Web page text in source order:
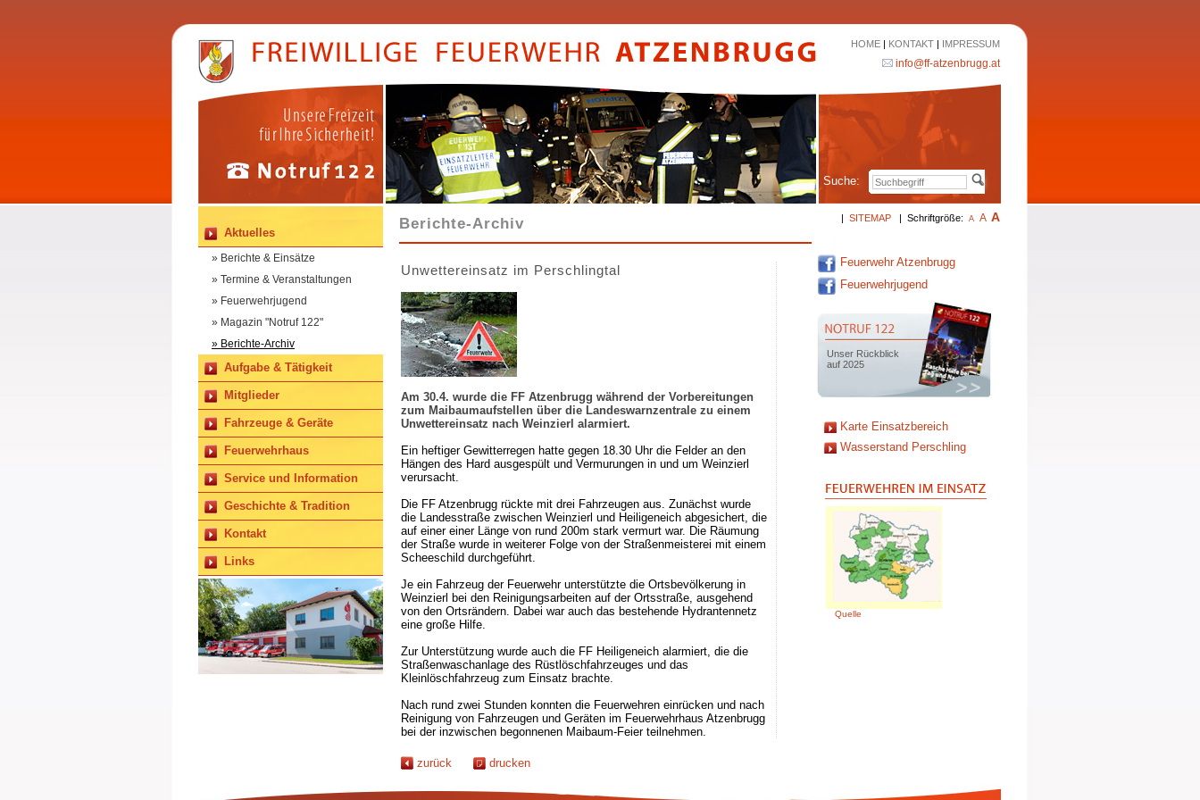
HOME | KONTAKT | IMPRESSUM
info@ff-atzenbrugg.at
Suche:
Aktuelles
» Berichte & Einsätze
» Termine & Veranstaltungen
» Feuerwehrjugend
» Magazin "Notruf 122"
» Berichte-Archiv
Aufgabe & Tätigkeit
Mitglieder
Fahrzeuge & Geräte
Feuerwehrhaus
Service und Information
Geschichte & Tradition
Kontakt
Links
Berichte-Archiv
Unwettereinsatz im Perschlingtal
Am 30.4. wurde die FF Atzenbrugg während der Vorbereitungen
zum Maibaumaufstellen über die Landeswarnzentrale zu einem
Unwettereinsatz nach Weinzierl alarmiert.
Ein heftiger Gewitterregen hatte gegen 18.30 Uhr die Felder an den
Hängen des Hard ausgespült und Vermurungen in und um Weinzierl
verursacht.
Die FF Atzenbrugg rückte mit drei Fahrzeugen aus. Zunächst wurde
die Landesstraße zwischen Weinzierl und Heiligeneich abgesichert, die
auf einer einer Länge von rund 200m stark vermurt war. Die Räumung
der Straße wurde in weiterer Folge von der Straßenmeisterei mit einem
Scheeschild durchgeführt.
Je ein Fahrzeug der Feuerwehr unterstützte die Ortsbevölkerung in
Weinzierl bei den Reinigungsarbeiten auf der Ortsstraße, ausgehend
von den Ortsrändern. Dabei war auch das bestehende Hydrantennetz
eine große Hilfe.
Zur Unterstützung wurde auch die FF Heiligeneich alarmiert, die die
Straßenwaschanlage des Rüstlöschfahrzeuges und das
Kleinlöschfahrzeug zum Einsatz brachte.
Nach rund zwei Stunden konnten die Feuerwehren einrücken und nach
Reinigung von Fahrzeugen und Geräten im Feuerwehrhaus Atzenbrugg
bei der inzwischen begonnenen Maibaum-Feier teilnehmen.
zurück drucken
| SITEMAP | Schriftgröße: A A A
Feuerwehr Atzenbrugg
Feuerwehrjugend
Unser Rückblick
auf 2025
Karte Einsatzbereich
Wasserstand Perschling
Quelle